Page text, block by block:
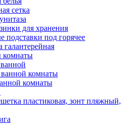
сетка
для хранения
подставки под горячее
комнаты
комнаты
комнаты
пластиковая, зонт пляжный,